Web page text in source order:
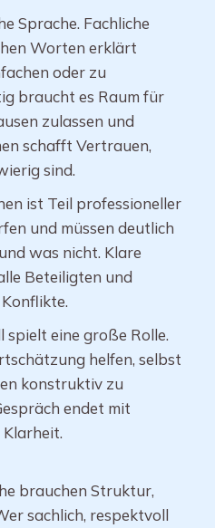
Sprache. Fachliche
Worten erklärt
oder zu
braucht es Raum für
zulassen und
schafft Vertrauen,
sind.
ist Teil professioneller
und müssen deutlich
was nicht. Klare
Beteiligten und
spielt eine große Rolle.
helfen, selbst
konstruktiv zu
endet mit
brauchen Struktur,
sachlich, respektvoll